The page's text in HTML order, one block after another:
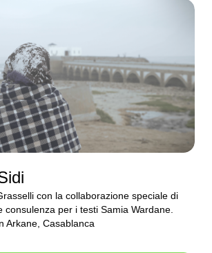
con la collaborazione speciale di
consulenza per i testi Samia Wardane.
Arkane, Casablanca